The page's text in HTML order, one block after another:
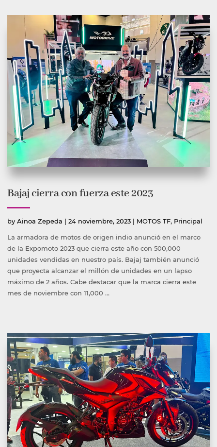
Bajaj cierra con fuerza este 2023
by Publicado
Ainoa Zepeda | 24 noviembre, 2023 | Publicada
MOTOS TF, Principal
La armadora de motos de origen indio anunció en el marco
de la Expomoto 2023 que cierra este año con 500,000
unidades vendidas en nuestro país. Bajaj también anunció
que proyecta alcanzar el millón de unidades en un lapso
máximo de 2 años. Cabe destacar que la marca cierra este
mes de noviembre con 11,000 …